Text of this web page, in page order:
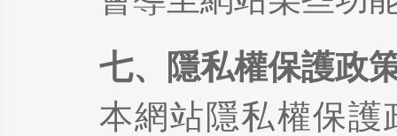
七、隱私權保護政
本網站隱私權保護